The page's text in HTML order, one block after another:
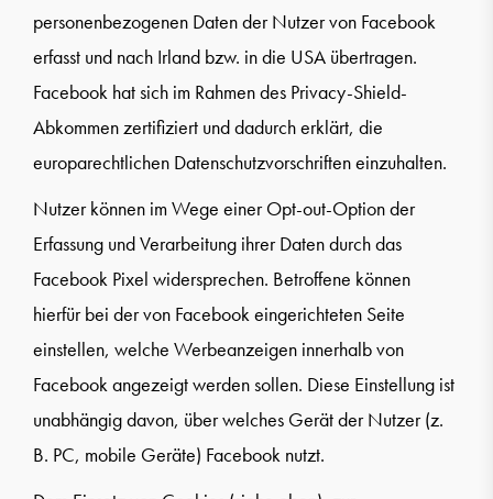
personenbezogenen Daten der Nutzer von Facebook
erfasst und nach Irland bzw. in die USA übertragen.
Facebook hat sich im Rahmen des Privacy-Shield-
Abkommen zertifiziert und dadurch erklärt, die
europarechtlichen Datenschutzvorschriften einzuhalten.
Nutzer können im Wege einer Opt-out-Option der
Erfassung und Verarbeitung ihrer Daten durch das
Facebook Pixel widersprechen. Betroffene können
hierfür bei der von Facebook eingerichteten Seite
einstellen, welche Werbeanzeigen innerhalb von
Facebook angezeigt werden sollen. Diese Einstellung ist
unabhängig davon, über welches Gerät der Nutzer (z.
B. PC, mobile Geräte) Facebook nutzt.